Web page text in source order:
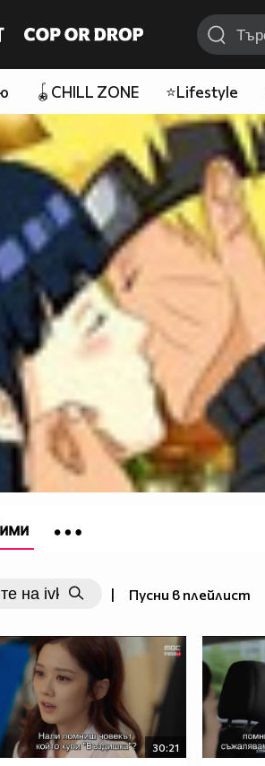
🪀CHILL ZONE ⭐Lifestyle
| Пусни в плейлист
30:21